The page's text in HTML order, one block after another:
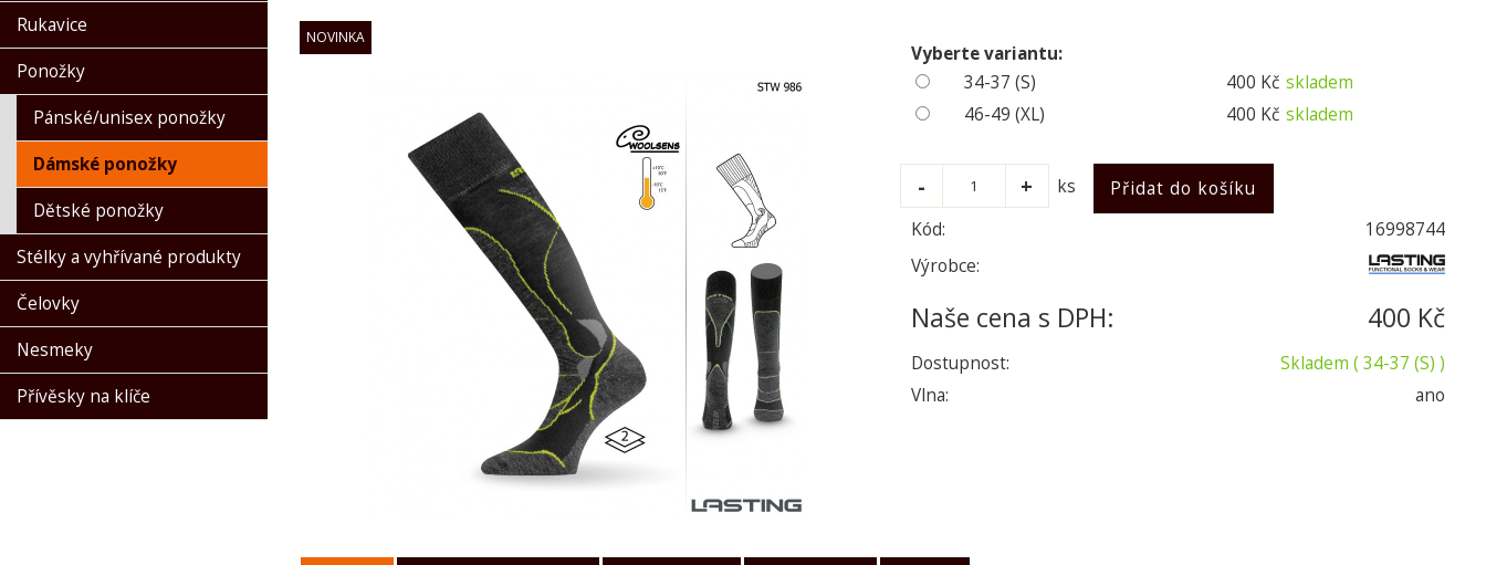
Vyberte variantu:
34-37 (S)
400 Kč skladem
46-49 (XL)
400 Kč skladem
ks
Kód:
16998744
Výrobce:
Naše cena s DPH: 400 Kč
Dostupnost: Skladem ( 34-37 (S) )
Vlna:
ano
Rukavice
Ponožky
Pánské/unisex ponožky
Dámské ponožky
Dětské ponožky
Stélky a vyhřívané produkty
Čelovky
Nesmeky
Přívěsky na klíče